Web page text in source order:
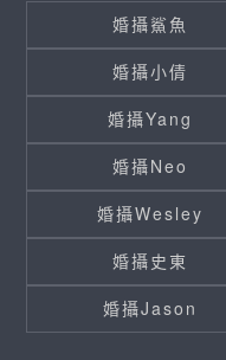
婚攝鯊魚
婚攝小倩
婚攝Yang
婚攝Neo
婚攝Wesley
婚攝史東
婚攝Jason